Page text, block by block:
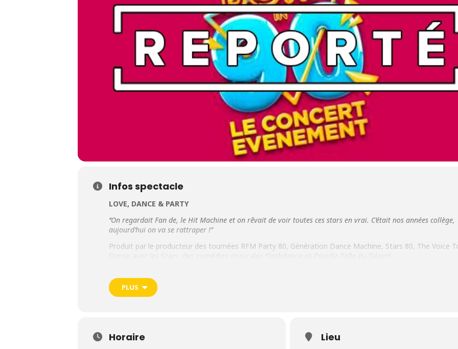
Infos spectacle
LOVE, DANCE & PARTY
‘’On regardait Fan de, le Hit Machine et on rêvait de voir toutes ces stars en vrai. C’était nos années collège,
aujourd’hui on va se rattraper !’’
Produit par le producteur des tournées RFM Party 80, Génération Dance Machine, Stars 80, The Voice
10 danseurs, des musiciens en Live, un son d’anthologie, un méga show de lumières, d’images et d’effets
spéciaux.
PLUS
Horaire Lieu